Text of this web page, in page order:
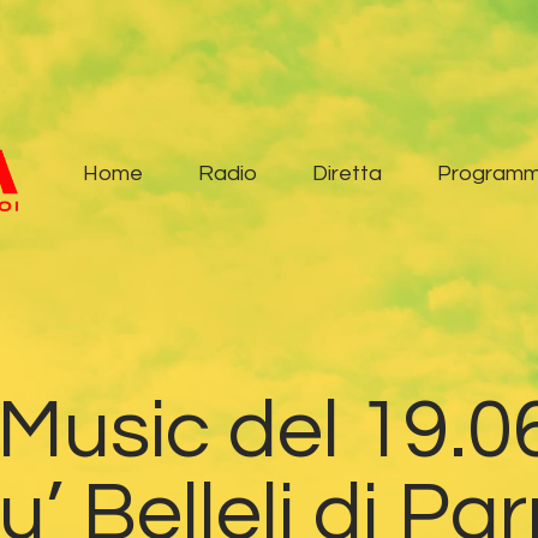
Home Radio Diretta
del
Belleli di
Home
Radio
Diretta
News
Contatti